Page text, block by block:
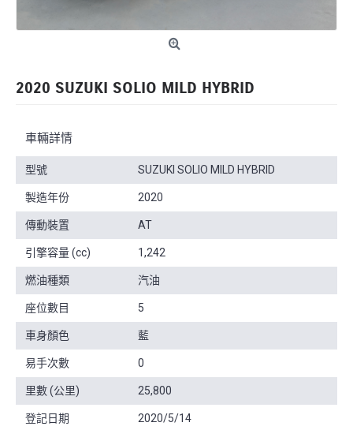
2020 SUZUKI SOLIO MILD HYBRID
車輛詳情
型號 SUZUKI SOLIO MILD HYBRID
製造年份 2020
傳動裝置 AT
引擎容量 (cc) 1,242
燃油種類 汽油
座位數目 5
車身顏色 藍
易手次數 0
里數 (公里) 25,800
登記日期 2020/5/14